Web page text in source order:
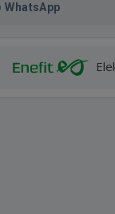
WhatsApp